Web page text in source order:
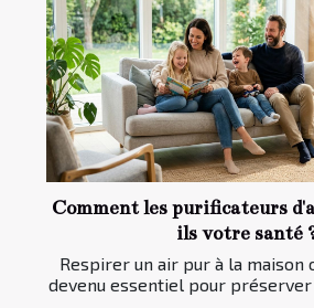
Comment les purificateurs
ils votre santé
Respirer un air pur à la maison
devenu essentiel pour préserver